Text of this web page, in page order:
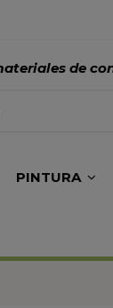
de
PINTURA